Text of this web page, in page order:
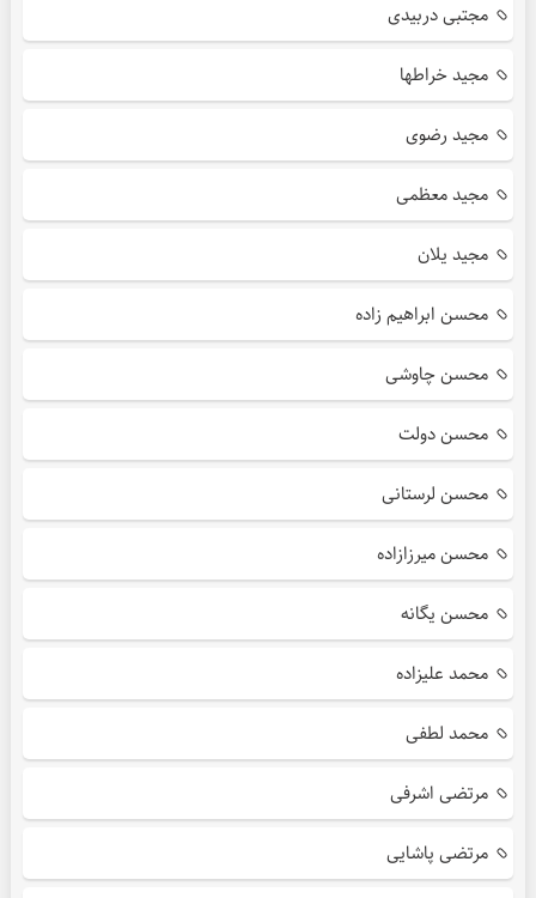
مجتبی دربیدی
مجید خراطها
مجید رضوی
مجید معظمی
مجید یلان
محسن ابراهیم زاده
محسن چاوشی
محسن دولت
محسن لرستانی
محسن میرزازاده
محسن یگانه
محمد علیزاده
محمد لطفی
مرتضی اشرفی
مرتضی پاشایی